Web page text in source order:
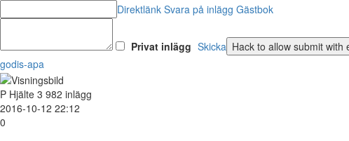
Direktlänk Svara på inlägg Gästbok
Privat inlägg Skicka
godis-apa
P Hjälte 3 982 inlägg
2016-10-12 22:12
0